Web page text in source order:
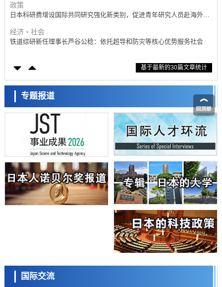
经济・社会
铁道综研新任理事长芦谷公稔：依托超导和防灾等核心优势服务社会
科学研究
东京大学通过叶绿体基因组编辑技术强化碳固定酶，成功提高光合作用
藤田医科大学等成功鉴定出非结核分枝杆菌生存的必需基因，首次揭示
经济・社会
【AI法下篇】如何应对AI的不可控性——中央大学平野晋教授专访
科学研究
日本学术会议：为保持土壤健康应采取哪些措施？探讨土壤保护与强化
的具体对策
科学研究
大阪大学开发基于水氢键网络的温度预测新方法，AI从分子排列信息中
高精度解读
经济・社会
【AI法上篇】如何对“将人生交给AI”保持危机感——中央大学平野晋教
授专访
科学研究
庆应义塾大学阐明脑内“游击手”小胶质细胞包裹保护受损神经细胞的机
制，有望用于开发阿尔茨海默病等疾病疗法
日本东北大学与横滨橡胶全球首次从纳米尺度揭示橡胶—黄铜粘接界面
劣化抑制机制，为提升轮胎安全性与耐久性的材料设计开辟道路
成为新型功能性材料
科学研究
群马大学开发针对难治性癫痫的新型基因疗法，利用超小型GAD67启动
基于最新的30篇文章统计
专题报道
国际交流
日本科学未来馆 科学交
流员